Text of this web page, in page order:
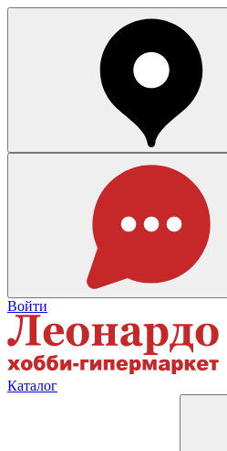
Войти
Каталог